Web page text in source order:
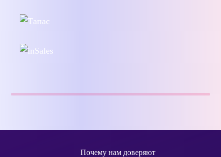
Почему нам доверяют